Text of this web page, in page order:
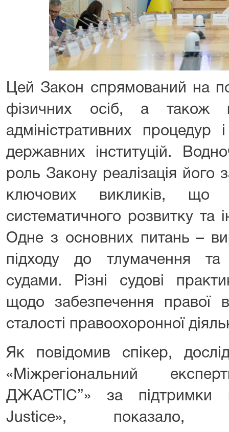
Цей Закон спрямований на
фізичних осіб, а також
адміністративних
державних інституцій.
роль Закону реалізація його
ключових викликів, що
систематичного розвитку та
Одне з основних питань –
підходу до тлумачення та
судами. Різні судові
щодо забезпечення правої
сталості правоохоронної
Як повідомив спікер,
«Міжрегіональний
ДЖАСТІС”» за
Justice», показало,